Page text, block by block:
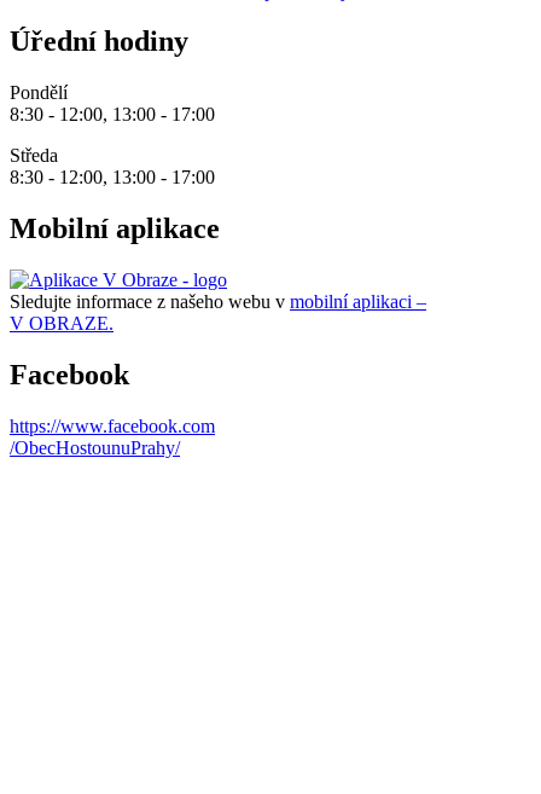
Úřední hodiny
Pondělí
8:30 - 12:00, 13:00 - 17:00
Středa
8:30 - 12:00, 13:00 - 17:00
Mobilní aplikace
Sledujte informace z našeho webu v mobilní aplikaci –
V OBRAZE.
Facebook
https://www.facebook.com
/ObecHostounuPrahy/